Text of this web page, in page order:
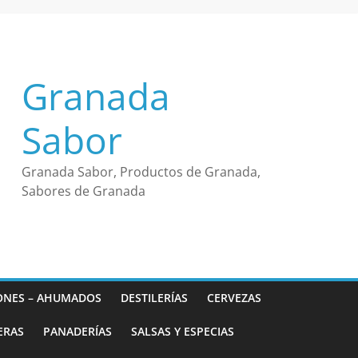
Granada
Sabor
Granada Sabor, Productos de Granada,
Sabores de Granada
– AHUMADOS DESTILERÍAS CERVEZAS
PANADERÍAS SALSAS Y ESPECIAS